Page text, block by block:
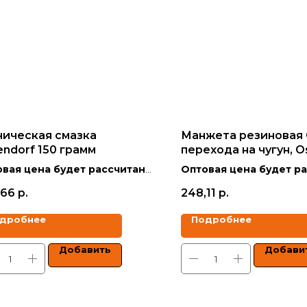
смазка
150 грамм
цена будет рассчитана
заказа.
указаны с учетом НДС.
р.
Добавить
Манжета резиновая
перехода на чугун,
50
Оптовая цена будет
объёма заказа.
Цены указаны с учетом
248,11 р.
Подробнее